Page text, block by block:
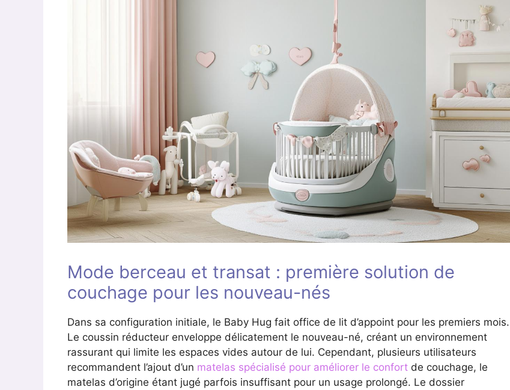
Mode berceau et transat : première solution de
couchage pour les nouveau-nés
Dans sa configuration initiale, le Baby Hug fait office de lit d’appoint pour les premiers mois.
Le coussin réducteur enveloppe délicatement le nouveau-né, créant un environnement
rassurant qui limite les espaces vides autour de lui. Cependant, plusieurs utilisateurs
recommandent l’ajout d’un matelas spécialisé pour améliorer le confort de couchage, le
matelas d’origine étant jugé parfois insuffisant pour un usage prolongé. Le dossier